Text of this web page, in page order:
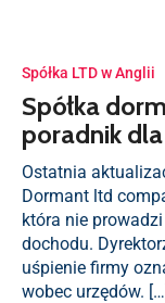
Spółka LTD w Anglii
Spółka
poradnik
Ostatnia
Dormant ltd
która nie
dochodu.
uśpienie firmy
wobec urzędów.